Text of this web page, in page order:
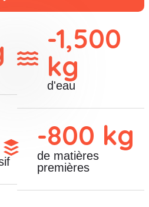
-1,500
kg
d'eau
-800 kg
de matières
premières